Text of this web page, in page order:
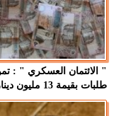
" الائتمان العسكري " :
طلبات بقيمة 13 مليون دينار